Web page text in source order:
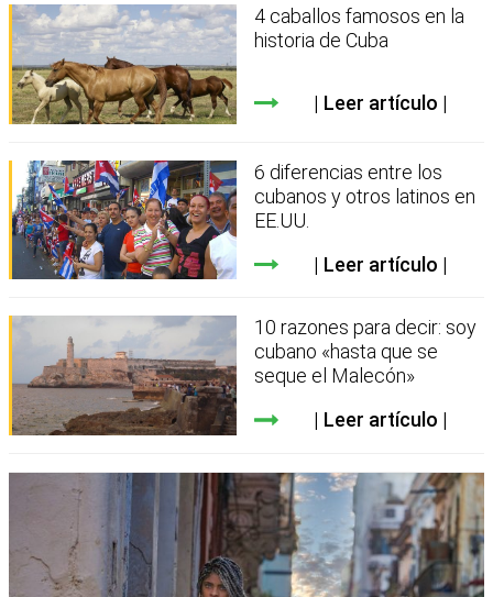
4 caballos famosos en la
historia de Cuba
Leer artículo
6 diferencias entre los
cubanos y otros latinos en
EE.UU.
Leer artículo
10 razones para decir: soy
cubano «hasta que se
seque el Malecón»
Leer artículo